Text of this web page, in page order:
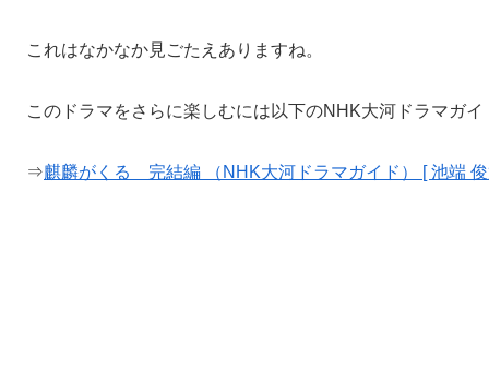
これはなかなか見ごたえありますね。
このドラマをさらに楽しむには以下のNHK大河ドラマガ
⇒麒麟がくる 完結編 （NHK大河ドラマガイド） [ 池端